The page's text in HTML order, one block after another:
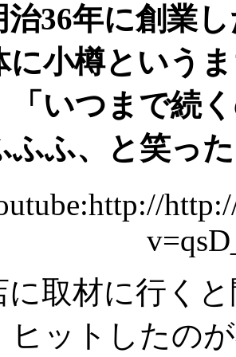
治36年に創業
に小樽という
「いつまで続
ふふ、と笑っ
に取材に行く
ヒットしたの